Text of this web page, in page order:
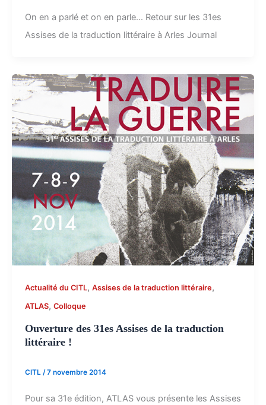
On en a parlé et on en parle… Retour sur les 31es
Assises de la traduction littéraire à Arles Journal
Actualité du CITL, Assises de la traduction littéraire,
ATLAS, Colloque
Ouverture des 31es Assises de la traduction
littéraire !
CITL /7 novembre 2014
Pour sa 31e édition, ATLAS vous présente les Assises